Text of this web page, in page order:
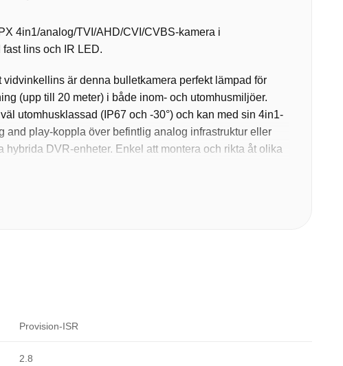
4in1/analog/TVI/AHD/CVI/CVBS-kamera i
lins och IR LED.
vidvinkellins är denna bulletkamera perfekt lämpad för
(upp till 20 meter) i både inom- och utomhusmiljöer.
utomhusklassad (IP67 och -30°) och kan med sin 4in1-
and play-koppla över befintlig analog infrastruktur eller
hybrida DVR-enheter. Enkel att montera och rikta åt olika
bilder nattetid.
Provision-ISR
2.8